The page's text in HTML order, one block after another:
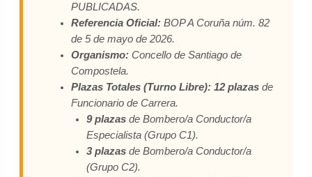
PUBLICADAS.
Referencia Oficial: BOP A Coruña núm. 82
de 5 de mayo de 2026.
Organismo: Concello de Santiago de
Compostela.
Plazas Totales (Turno Libre): 12 plazasde
Funcionario de Carrera.
9 plazasde Bombero/a Conductor/a
Especialista (Grupo C1).
3 plazasde Bombero/a Conductor/a
(Grupo C2).